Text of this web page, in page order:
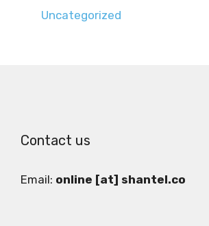
Uncategorized
Contact us
Email: online [at] shantel.co